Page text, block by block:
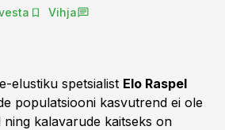
Vihja
elustiku spetsialist Elo Raspel
populatsiooni kasvutrend ei ole
kalavarude kaitseks on